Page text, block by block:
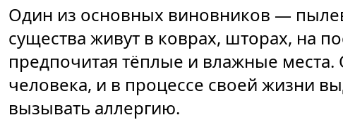
Один из основных виновников —
существа живут в коврах, шторах, на
предпочитая тёплые и влажные
человека, и в процессе своей жизни
вызывать аллергию.